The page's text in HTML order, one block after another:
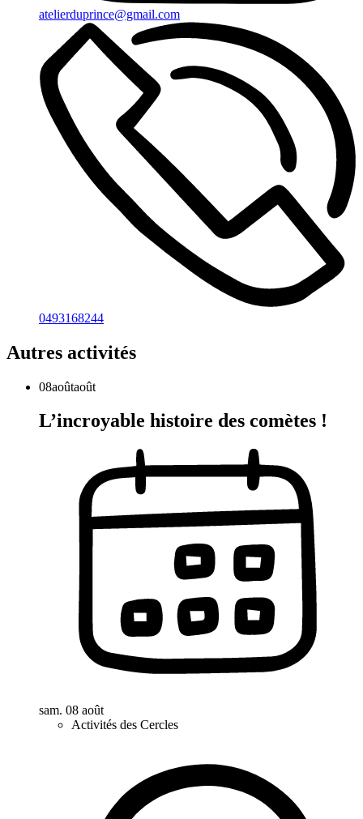
atelierduprince@gmail.com
0493168244
Autres activités
08aoûtaoût
L’incroyable histoire des comètes !
sam. 08 août
Activités des Cercles